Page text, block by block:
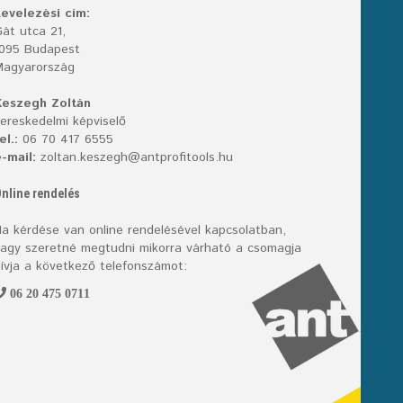
cím:
utca 21,
Budapest
Zoltán
képviselő
06 70 417 6555
mail: zoltan.keszegh@antprofitools.hu
rendelés
kérdése van online rendelésével kapcsolatban,
szeretné megtudni mikorra várható a csomagja
a következő telefonszámot:
06 20 475 0711